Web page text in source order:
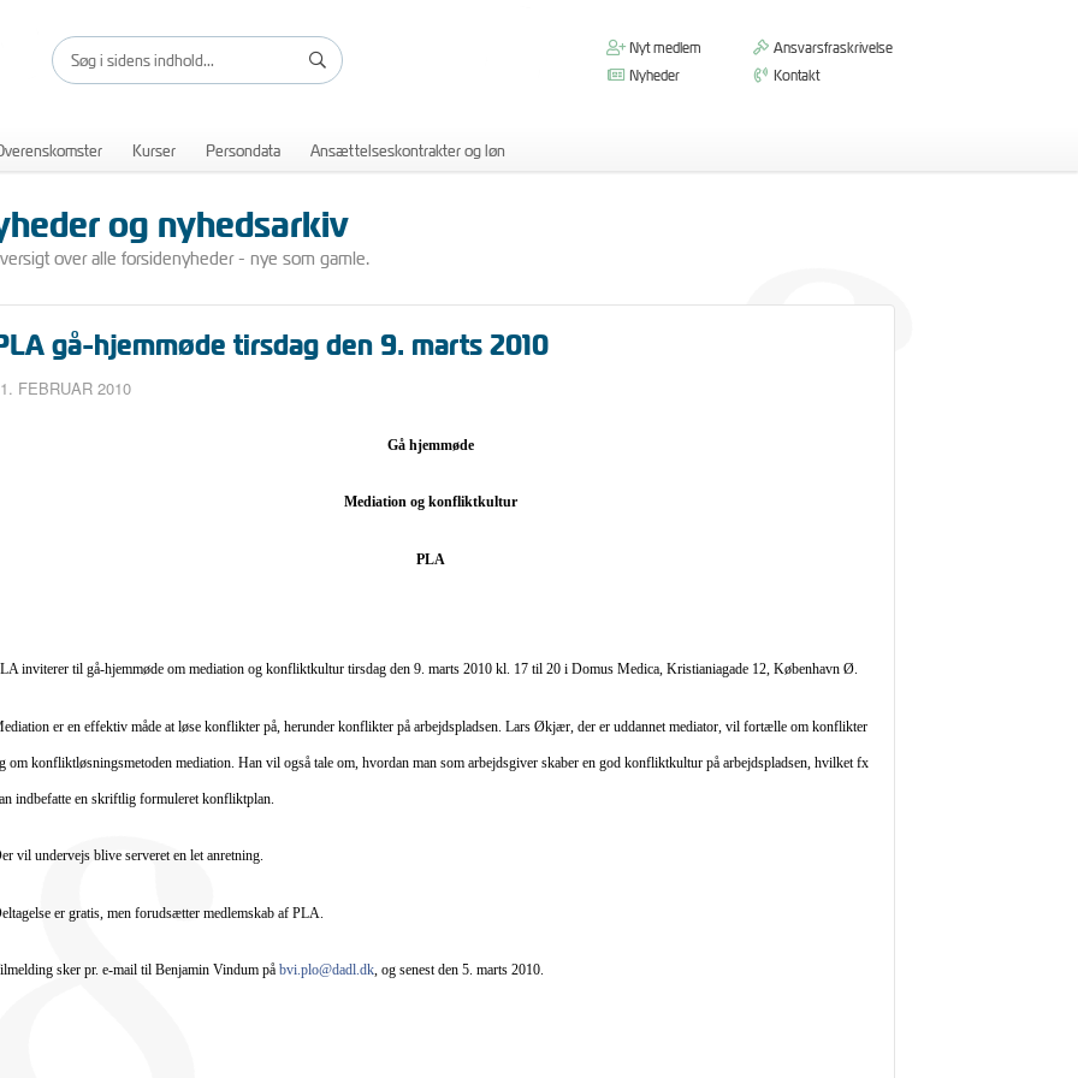
Nyt medlem
Ansvarsfraskrivelse
Nyheder
Kontakt
Kurser Persondata Ansættelseskontrakter og løn
og nyhedsarkiv
over alle forsidenyheder - nye som gamle.
gå-hjemmøde tirsdag den 9. marts 2010
FEBRUAR 2010
Gå hjemmøde
Mediation og konfliktkultur
PLA
inviterer til gå-hjemmøde om mediation og konfliktkultur tirsdag den 9. marts 2010 kl. 17 til 20 i Domus Medica, Kristianiagade 12, København Ø.
er en effektiv måde at løse konflikter på, herunder konflikter på arbejdspladsen. Lars Økjær, der er uddannet mediator, vil fortælle om konflikter
om konfliktløsningsmetoden mediation. Han vil også tale om, hvordan man som arbejdsgiver skaber en god konfliktkultur på arbejdspladsen, hvilket fx
indbefatte en skriftlig formuleret konfliktplan.
vil undervejs blive serveret en let anretning.
er gratis, men forudsætter medlemskab af PLA.
sker pr. e-mail til Benjamin Vindum på bvi.plo@dadl.dk, og senest den 5. marts 2010.